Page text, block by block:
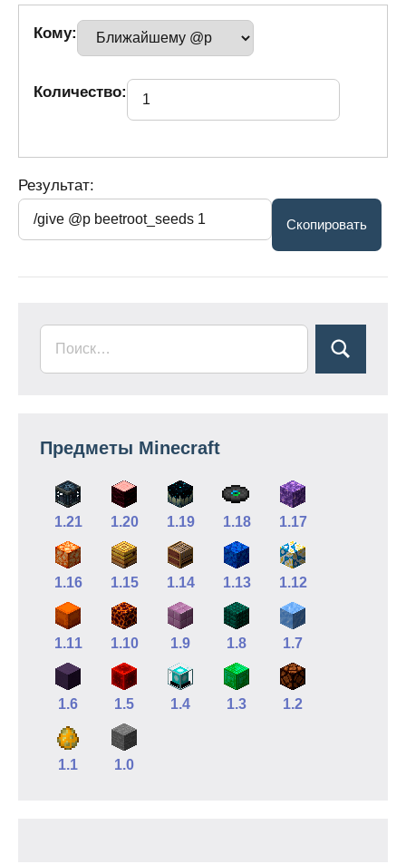
Кому:
Количество:
Результат:
Предметы Minecraft
1.21 1.20 1.19 1.18 1.17
1.16 1.15 1.14 1.13 1.12
1.11 1.10 1.9 1.8 1.7
1.6 1.5 1.4 1.3 1.2
1.1 1.0